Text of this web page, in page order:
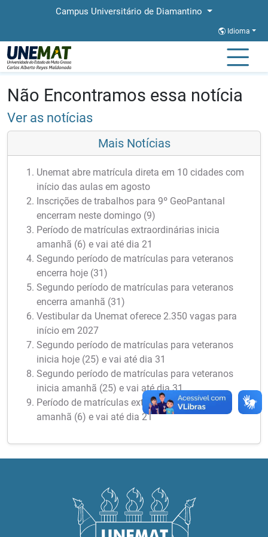
Campus Universitário de Diamantino
Idioma
Página Inicial
Não Encontramos essa notícia
Ver as notícias
Mais Notícias
Unemat abre matrícula direta em 10 cidades com
início das aulas em agosto
Inscrições de trabalhos para 9º GeoPantanal
encerram neste domingo (9)
Período de matrículas extraordinárias inicia
amanhã (6) e vai até dia 21
Segundo período de matrículas para veteranos
encerra hoje (31)
Segundo período de matrículas para veteranos
encerra amanhã (31)
Vestibular da Unemat oferece 2.350 vagas para
início em 2027
Segundo período de matrículas para veteranos
inicia hoje (25) e vai até dia 31
Segundo período de matrículas para veteranos
inicia amanhã (25) e vai até dia 31
Período de matrículas extraordinárias inicia
amanhã (6) e vai até dia 21